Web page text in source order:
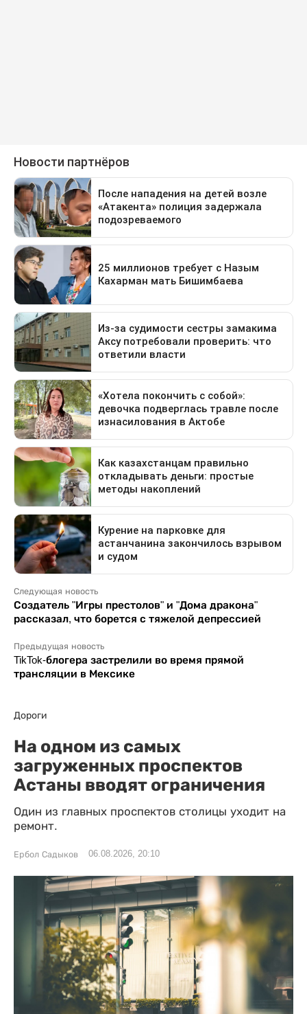
Следующая новость
Создатель "Игры престолов" и "Дома дракона"
рассказал, что борется с тяжелой депрессией
Предыдущая новость
TikTok-блогера застрелили во время прямой
трансляции в Мексике
Дороги
На одном из самых
загруженных проспектов
Астаны вводят ограничения
Один из главных проспектов столицы уходит на
ремонт.
Ербол Садыков 06.08.2026, 20:10